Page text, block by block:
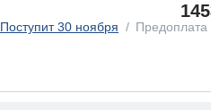
Поступит 30 ноября Предоплата